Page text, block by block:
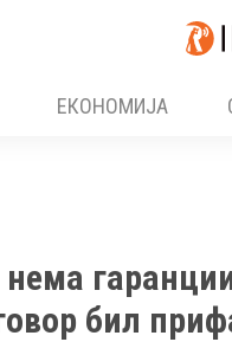
ЕКОНОМИЈА
бил